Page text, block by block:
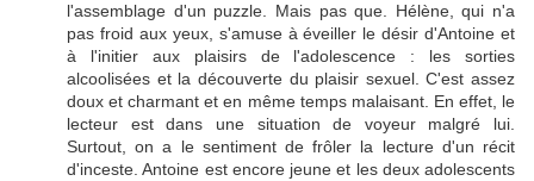
l'assemblage d'un puzzle. Mais pas que. Hélène, qui n'a
pas froid aux yeux, s'amuse à éveiller le désir d'Antoine et
à l'initier aux plaisirs de l'adolescence : les sorties
alcoolisées et la découverte du plaisir sexuel. C'est assez
doux et charmant et en même temps malaisant. En effet, le
lecteur est dans une situation de voyeur malgré lui.
Surtout, on a le sentiment de frôler la lecture d'un récit
d'inceste. Antoine est encore jeune et les deux adolescents